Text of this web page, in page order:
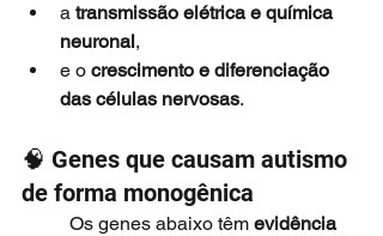
a transmissão elétrica e química
neuronal,
e o crescimento e diferenciação
das células nervosas.
🧠 Genes que causam autismo
de forma monogênica
	Os genes abaixo têm
evidência